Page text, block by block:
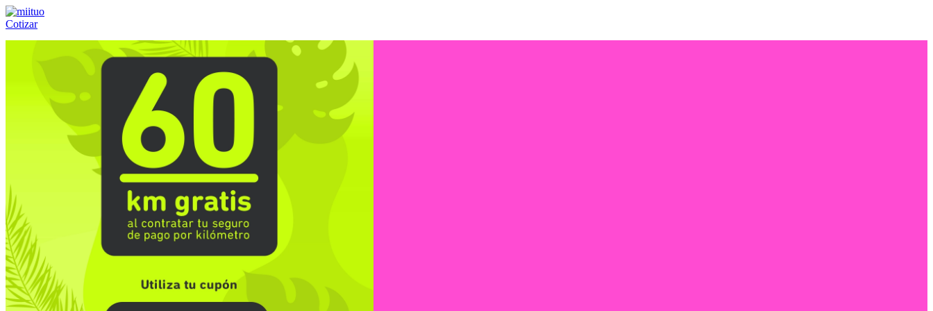
Cotizar
(55) 84-21-05-00ó800-953-00-59